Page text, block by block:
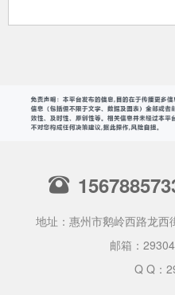
地址：惠州市鹅岭西路龙
邮箱：
Q Q：